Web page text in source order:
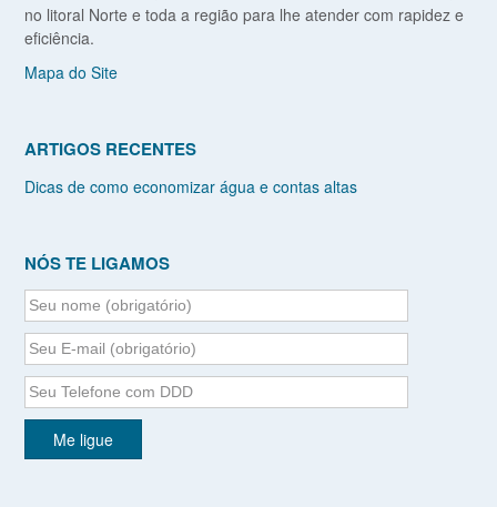
no litoral Norte e toda a região para lhe atender com rapidez e
eficiência.
Mapa do Site
ARTIGOS RECENTES
Dicas de como economizar água e contas altas
NÓS TE LIGAMOS